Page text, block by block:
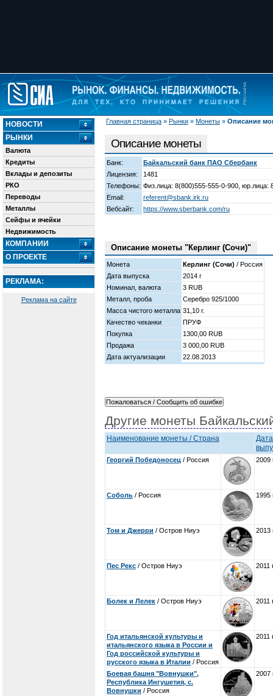
Главная страница » Рынки » Монеты » Описание
НОВОСТИ
РЫНКИ
Валюта
Кредиты
Вклады и депозиты
РКО
Переводы
Металлы
Сейфы и ячейки
Недвижимость
КОМПАНИИ
О ПРОЕКТЕ
РЕКЛАМА:
Реклама на сайте
Описание монеты
Банк:
Байкальский банк ПАО Сбербанк
Лицензия:
1481
Телефоны: Физ.лица: 8(800)555-555-0-900, юр.лица:
Email:
referent@sbank.irk.ru
Вебсайт:
https://www.sberbank.com/ru
Описание монеты "Керлинг (Сочи)"
Монета Керлинг (Сочи) / Россия
Дата выпуска
2014 г
Номинал, валюта
3 RUB
Металл, проба
Серебро 925/1000
Масса чистого металла 31,10 г.
Качество чеканки
ПРУФ
Покупка
1300,00 RUB
Продажа
3 000,00 RUB
Дата актуализации
22.08.2013
Другие монеты
Наименование монеты / Страна
Дата
Георгий Победоносец / Россия 2009
Соболь / Россия 1995
Том и Джерри / Остров Ниуэ 2013
Пес Рекс / Остров Ниуэ 2011
Болек и Лелек / Остров Ниуэ 2011
Год итальянской культуры и
итальянского языка в России и
Год российской культуры и
русского языка в Италии / Россия
2011
Боевая башня "Вовнушки",
Республика Ингушетия, с.
Вовнушки / Россия
2007